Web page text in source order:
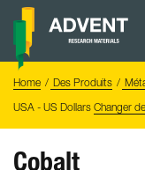
Skip
content
Home Des Produits
USA - US Dollars Changer
Cobalt